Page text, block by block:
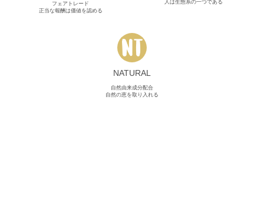
フェアトレード
正当な報酬は価値を認める
人は生態系の一つである
NATURAL
自然由来成分配合
自然の恵を取り入れる